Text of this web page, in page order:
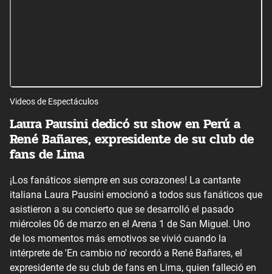
Videos de Espectáculos
Laura Pausini dedicó su show en Perú a
René Bañares, expresidente de su club de
fans de Lima
¡Los fanáticos siempre en sus corazones! La cantante
italiana Laura Pausini emocionó a todos sus fanáticos que
asistieron a su concierto que se desarrolló el pasado
miércoles 06 de marzo en el Arena 1 de San Miguel. Uno
de los momentos más emotivos se vivió cuando la
intérprete de 'En cambio no' recordó a René Bañares, el
expresidente de su club de fans en Lima, quien falleció en